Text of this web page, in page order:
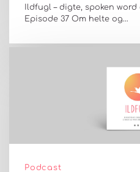
Ildfugl – digte, spoken
Episode 37 Om helte og…
Podcast